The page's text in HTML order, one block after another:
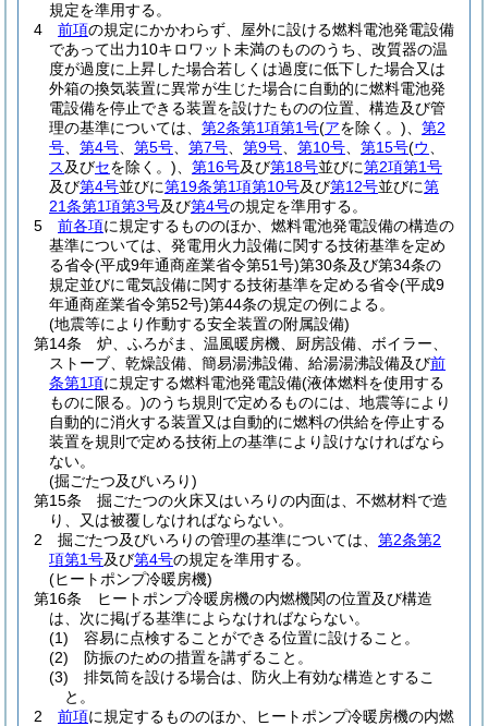
規定を準用する。
4
前項の規定にかかわらず、屋外に設ける燃料電池発電設備
であって出力10キロワット未満のもののうち、改質器の温
度が過度に上昇した場合若しくは過度に低下した場合又は
外箱の換気装置に異常が生じた場合に自動的に燃料電池発
電設備を停止できる装置を設けたものの位置、構造及び管
理の基準については、 第2条第1項第1号(アを除く。)
第2
号
第4号 第5号 第7号 第9号 第10号 第15号(ウ
ス及びセを除く。) 第16号及び第18号並びに第2項第1号
及び第4号並びに第19条第1項第10号及び第12号並びに第
21条第1項第3号及び第4号の規定を準用する。
5
前各項に規定するもののほか、燃料電池発電設備の構造の
基準については、発電用火力設備に関する技術基準を定め
る省令(平成9年通商産業省令第51号)第30条及び第34条の
規定並びに電気設備に関する技術基準を定める省令(平成9
年通商産業省令第52号)第44条の規定の例による。
(地震等により作動する安全装置の附属設備)
第14条
炉、ふろがま、温風暖房機、厨房設備、ボイラー、
ストーブ、乾燥設備、簡易湯沸設備、給湯湯沸設備及び前
条第1項に規定する燃料電池発電設備(液体燃料を使用する
ものに限る。)のうち規則で定めるものには、地震等により
自動的に消火する装置又は自動的に燃料の供給を停止する
装置を規則で定める技術上の基準により設けなければなら
ない。
(掘ごたつ及びいろり)
第15条
掘ごたつの火床又はいろりの内面は、不燃材料で造
り、又は被覆しなければならない。
2
掘ごたつ及びいろりの管理の基準については、 第2条第2
項第1号及び第4号の規定を準用する。
(ヒートポンプ冷暖房機)
第16条
ヒートポンプ冷暖房機の内燃機関の位置及び構造
は、次に掲げる基準によらなければならない。
(1)
容易に点検することができる位置に設けること。
(2)
防振のための措置を講ずること。
(3)
排気筒を設ける場合は、防火上有効な構造とするこ
と。
2
前項に規定するもののほか、ヒートポンプ冷暖房機の内燃